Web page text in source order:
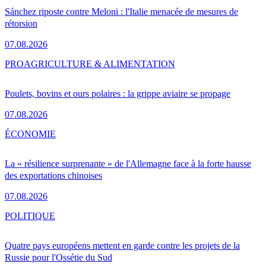
Sánchez riposte contre Meloni : l'Italie menacée de mesures de
rétorsion
07.08.2026
Poulets, bovins et ours polaires : la grippe aviaire se propage
07.08.2026
PROAGRICULTURE & ALIMENTATION
La « résilience surprenante » de l'Allemagne face à la forte hausse
des exportations chinoises
07.08.2026
ÉCONOMIE
Quatre pays européens mettent en garde contre les projets de la
Russie pour l'Ossétie du Sud
POLITIQUE